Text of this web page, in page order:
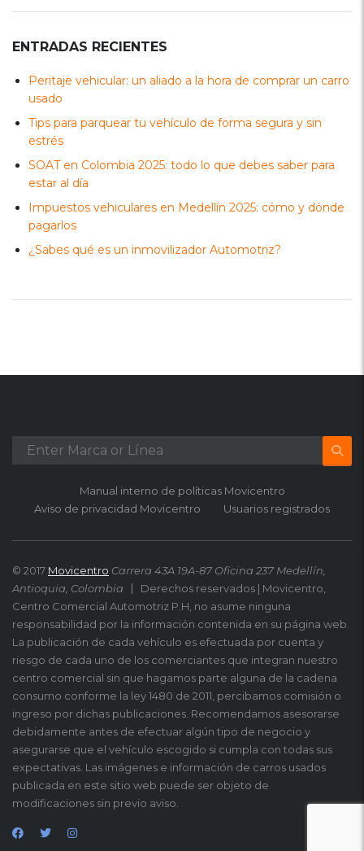
ENTRADAS RECIENTES
Peritaje vehicular: un aliado a la hora de comprar un carro
usado
Tips para parquear tu vehículo de forma segura y sin
estrés
SOAT en Colombia 2025: todo lo que debes saber para
estar al día
Impuestos vehiculares en Medellín 2025: cómo y dónde
pagarlos
¿Sabes qué es un inmovilizador Automotriz?
Manual interno de políticas Movicentro
Aviso de privacidad Movicentro
Usuarios registrados
© 2017 Movicentro Carrera 43A 19A-87 Oficina 237 Medellín,
Antioquia, Colombia
Derechos reservados | Movicentro,
Centro Comercial Automotriz P.H, no asume ninguna
responsabilidad por la información contenida en su página web.
La publicación de cada vehículo es efectuada por cuenta y
riesgo de cada uno de los comerciantes que integran nuestro
centro comercial sin que hagamos parte alguna de la cadena
consumo conforme la ley 1480 de 2011, percibamos comisión o
ingreso por dichas publicaciones. Recomendamos asesorarse
debidamente antes de efectuar algún tipo de negocio y
asegurarse que el vehículo escogido si cumpla con todas sus
expectativas. Las imágenes e información de carros usados
publicada en este sitio web puede ser objeto de
modificaciones sin previo aviso.